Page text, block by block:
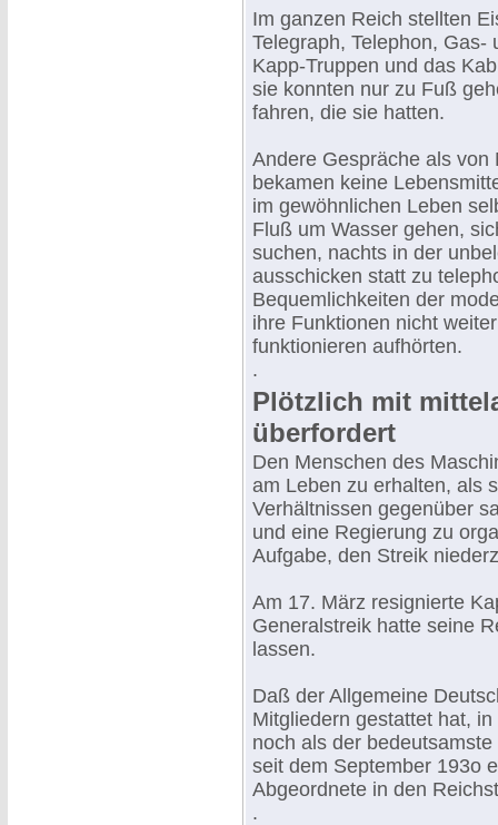
Im ganzen Reich stellten
Telegraph, Telephon,
Kapp-Truppen und das
sie konnten nur zu Fuß
fahren, die sie hatten.
Andere Gespräche als
bekamen keine
im gewöhnlichen Leben
Fluß um Wasser gehen,
suchen, nachts in der
ausschicken statt zu
Bequemlichkeiten der
ihre Funktionen nicht
funktionieren aufhörten.
.
Plötzlich mit
überfordert
Den Menschen des
am Leben zu erhalten, als
Verhältnissen gegenüber
und eine Regierung zu
Aufgabe, den Streik
Am 17. März resignierte
Generalstreik hatte seine
lassen.
Daß der Allgemeine
Mitgliedern gestattet hat,
noch als der
seit dem September 193o
Abgeordnete in den
.